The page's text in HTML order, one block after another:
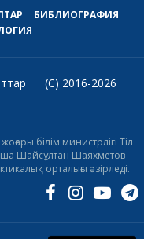
БИБЛИОГРАФИЯ
(C) 2016-2026
білім министрлігі Тіл
Шайсұлтан Шаяхметов
орталығы әзірледі.